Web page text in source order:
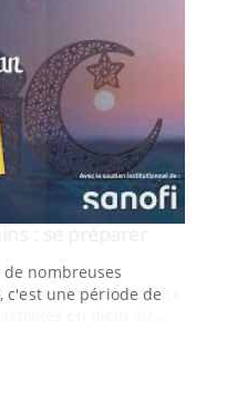
nombreuses
c'est une période de